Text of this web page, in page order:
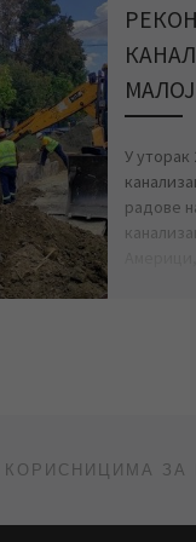
У
радове